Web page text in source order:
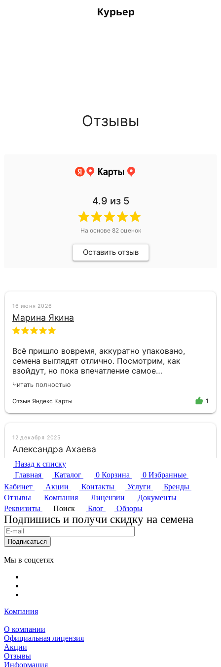
Курьер
Назад к списку
Главная
Каталог 0 Корзина 0 Избранные
Кабинет
Акции Контакты Услуги
Бренды
Отзывы
Компания Лицензии
Документы
Реквизиты
Поиск Блог Обзоры
Подпишись и получи скидку на семена
Подписаться
Мы в соцсетях
Компания
О компании
Официальная лицензия
Акции
Отзывы
Информация